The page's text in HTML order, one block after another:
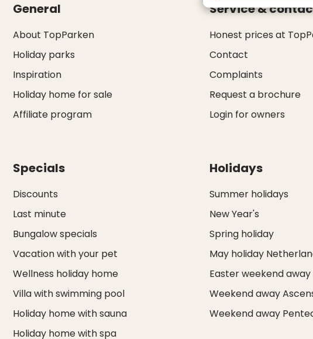
General
About TopParken
Holiday parks
Inspiration
Holiday home for sale
Affiliate program
Service &
Honest prices at
Contact
Complaints
Request a brochure
Login for owners
Specials
Discounts
Last minute
Bungalow specials
Vacation with your pet
Wellness holiday home
Villa with swimming pool
Holiday home with sauna
Holiday home with spa
Holidays
Summer holidays
New Year's
Spring holiday
May holiday
Easter weekend away
Weekend away
Weekend away